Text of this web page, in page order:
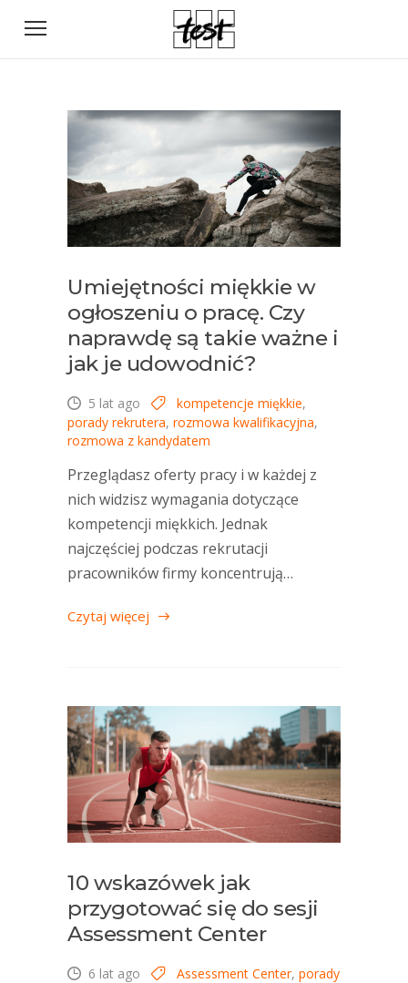
Umiejętności miękkie w
ogłoszeniu o pracę. Czy
naprawdę są takie ważne i
jak je udowodnić?
5 lat ago kompetencje miękkie,
porady rekrutera, rozmowa kwalifikacyjna,
rozmowa z kandydatem
Przeglądasz oferty pracy i w każdej z
nich widzisz wymagania dotyczące
kompetencji miękkich. Jednak
najczęściej podczas rekrutacji
pracowników firmy koncentrują…
Czytaj więcej
10 wskazówek jak
przygotować się do sesji
Assessment Center
6 lat ago Assessment Center, porady